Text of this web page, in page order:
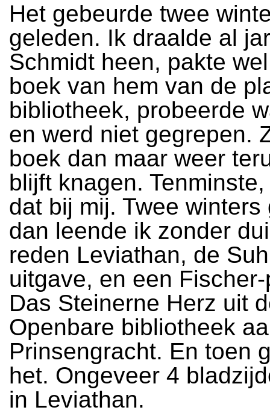
Het gebeurde twee
geleden. Ik draalde al
Schmidt heen, pakte
boek van hem van de
bibliotheek, probeerde
en werd niet gegrepen.
boek dan maar weer
blijft knagen.
dat bij mij. Twee winters
dan leende ik zonder
reden Leviathan, de
uitgave, en een
Das Steinerne Herz uit
Openbare bibliotheek
Prinsengracht. En toen
het. Ongeveer 4
in Leviathan.